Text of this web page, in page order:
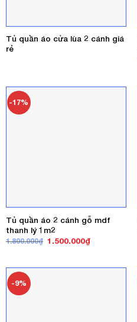
Tủ quần áo cửa lùa 2 cánh giá
rẻ
-17%
Tủ quần áo 2 cánh gỗ mdf
thanh lý 1m2
1.800.000₫ Giá
1.500.000₫Giá
1.500.000₫.
-9%